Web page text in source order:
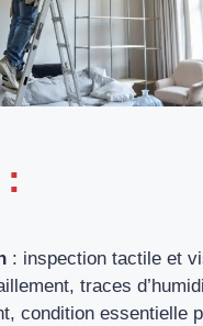
: inspection tactile et
traces
condition essentielle